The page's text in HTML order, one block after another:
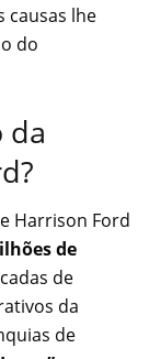
causas lhe
do
da
Harrison Ford
de
de
da
de